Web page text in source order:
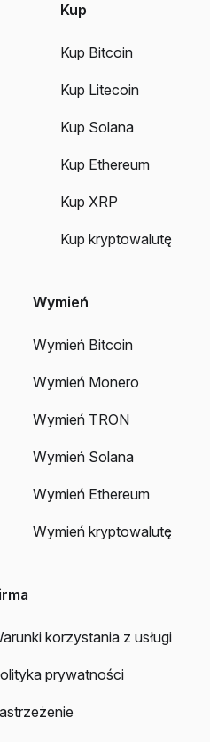
Kup
Kup Bitcoin
Kup Litecoin
Kup Solana
Kup Ethereum
Kup XRP
Kup kryptowalutę
Wymień
Wymień Bitcoin
Wymień Monero
Wymień TRON
Wymień Solana
Wymień Ethereum
Wymień kryptowalutę
korzystania z usługi
prywatności